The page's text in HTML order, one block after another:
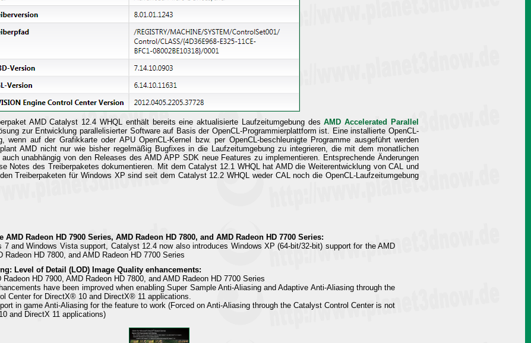
AMD Catalyst 12.4 WHQL enthält bereits eine aktualisierte Laufzeitumgebung desAMD Accelerated Parallel
zur Entwicklung parallelisierter Software auf Basis der OpenCL-Programmierplattform ist. Eine installierte OpenCL-
wenn auf der Grafikkarte oder APU OpenCL-Kernel bzw. per OpenCL-beschleunigte Programme ausgeführt werden
AMD nicht nur wie bisher regelmäßig Bugfixes in die Laufzeitumgebung zu integrieren, die mit dem monatlichen
unabhängig von den Releases des AMD APP SDK neue Features zu implementieren. Entsprechende Änderungen
Notes des Treiberpaketes dokumentieren. Mit dem Catalyst 12.1 WHQL hat AMD die Weiterentwicklung von CAL und
Treiberpaketen für Windows XP sind seit dem Catalyst 12.2 WHQL weder CAL noch die OpenCL-Laufzeitumgebung
Radeon HD 7900 Series, AMD Radeon HD 7800, and AMD Radeon HD 7700 Series:
7 and Windows Vista support, Catalyst 12.4 now also introduces Windows XP (64-bit/32-bit) support for the AMD
Radeon HD 7800, and AMD Radeon HD 7700 Series
Level of Detail (LOD) Image Quality enhancements:
HD 7900, AMD Radeon HD 7800, and AMD Radeon HD 7700 Series
have been improved when enabling Super Sample Anti-Aliasing and Adaptive Anti-Aliasing through the
Center for DirectX® 10 and DirectX® 11 applications.
in game Anti-Aliasing for the feature to work (Forced on Anti-Aliasing through the Catalyst Control Center is not
and DirectX 11 applications)